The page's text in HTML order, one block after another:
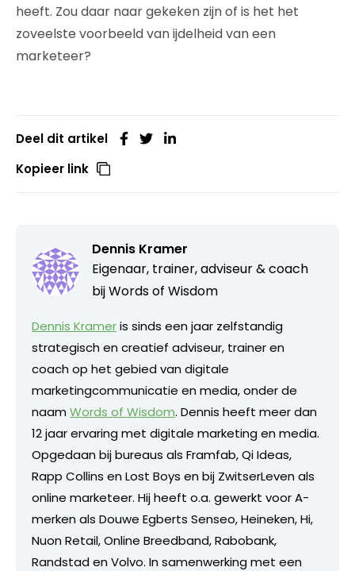
heeft. Zou daar naar gekeken zijn of is het het
zoveelste voorbeeld van ijdelheid van een
marketeer?
Deel dit artikel
Kopieer link
Dennis Kramer
Eigenaar, trainer, adviseur & coach
bijWords of Wisdom
Dennis Krameris sinds een jaar zelfstandig
strategisch en creatief adviseur, trainer en
coach op het gebied van digitale
marketingcommunicatie en media, onder de
naamWords of Wisdom. Dennis heeft meer dan
12 jaar ervaring met digitale marketing en media.
Opgedaan bij bureaus als Framfab, Qi Ideas,
Rapp Collins en Lost Boys en bij ZwitserLeven als
online marketeer. Hij heeft o.a. gewerkt voor A-
merken als Douwe Egberts Senseo, Heineken, Hi,
Nuon Retail, Online Breedband, Rabobank,
Randstad en Volvo. In samenwerking met een